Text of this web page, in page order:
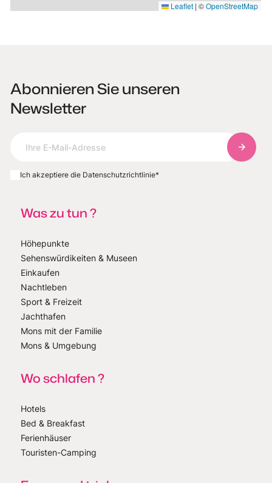
Leaflet | ©OpenStreetMap
Abonnieren Sie unseren
Newsletter
Ich akzeptiere die Datenschutzrichtlinie*
Was zu tun ?
Höhepunkte
Sehenswürdikeiten & Museen
Einkaufen
Nachtleben
Sport & Freizeit
Jachthafen
Mons mit der Familie
Mons & Umgebung
Wo schlafen ?
Hotels
Bed & Breakfast
Ferienhäuser
Touristen-Camping